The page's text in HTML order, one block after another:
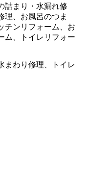
詰まり・水漏れ修
理、お風呂のつま
チンリフォーム、お
ム、トイレリフォー
まわり修理、トイレ